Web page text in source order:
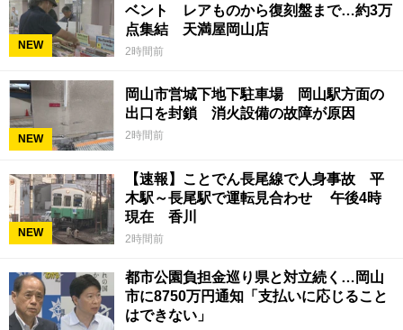
NEW
ベント レアものから復刻盤まで…約3万
点集結 天満屋岡山店
2時間前
NEW
岡山市営城下地下駐車場 岡山駅方面の
出口を封鎖 消火設備の故障が原因
2時間前
NEW
【速報】ことでん長尾線で人身事故 平
木駅～長尾駅で運転見合わせ 午後4時
現在 香川
2時間前
都市公園負担金巡り県と対立続く…岡山
市に8750万円通知「支払いに応じること
はできない」